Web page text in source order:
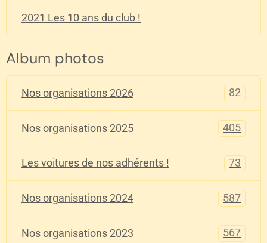
2021 Les 10 ans du club !
Album photos
Nos organisations 2026 82
Nos organisations 2025 405
Les voitures de nos adhérents ! 73
Nos organisations 2024 587
Nos organisations 2023 567